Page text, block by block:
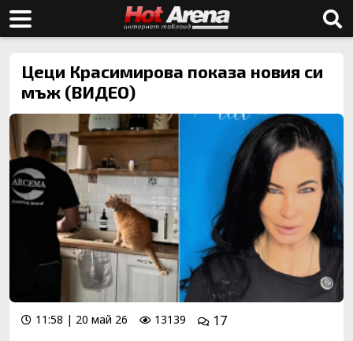
Цеци Красимирова показа новия си
мъж (ВИДЕО)
11:58 | 20 май 26 13139
17